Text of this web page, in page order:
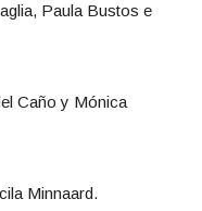
Paula Bustos e
Caño y Mónica
Minnaard.